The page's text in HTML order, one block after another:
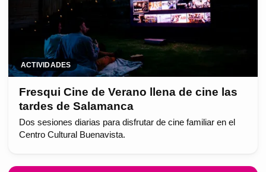
ACTIVIDADES
Fresqui Cine de Verano llena de cine las
tardes de Salamanca
Dos sesiones diarias para disfrutar de cine familiar en el
Centro Cultural Buenavista.